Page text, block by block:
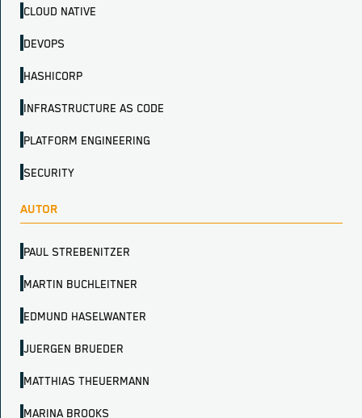
CLOUD NATIVE
DEVOPS
HASHICORP
INFRASTRUCTURE AS CODE
PLATFORM ENGINEERING
SECURITY
AUTOR
PAUL STREBENITZER
MARTIN BUCHLEITNER
EDMUND HASELWANTER
JUERGEN BRUEDER
MATTHIAS THEUERMANN
MARINA BROOKS